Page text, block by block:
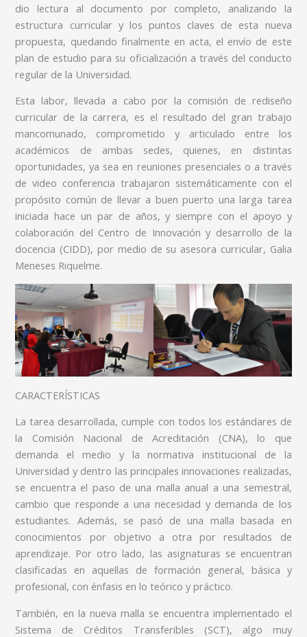
dio lectura al documento por completo, analizando la
estructura curricular y los puntos claves de esta nueva
propuesta, quedando finalmente en acta, el envío de este
plan de estudio para su oficialización a través del conducto
regular de la Universidad.
Esta labor, llevada a cabo por la comisión de rediseño
curricular de la carrera, es el resultado del gran trabajo
mancomunado, comprometido y articulado entre los
académicos de ambas sedes, quienes, en distintas
oportunidades, ya sea en reuniones presenciales o a través
de video conferencia trabajaron sistemáticamente con el
propósito común de llevar a buen puerto una larga tarea
iniciada hace un par de años, y siempre con el apoyo y
colaboración del Centro de Innovación y desarrollo de la
docencia (CIDD), por medio de su asesora curricular, Galia
Meneses Riquelme.
CARACTERÍSTICAS
La tarea desarrollada, cumple con todos los estándares de
la Comisión Nacional de Acreditación (CNA), lo que
demanda el medio y la normativa institucional de la
Universidad y dentro las principales innovaciones realizadas,
se encuentra el paso de una malla anual a una semestral,
cambio que responde a una necesidad y demanda de los
estudiantes. Además, se pasó de una malla basada en
conocimientos por objetivo a otra por resultados de
aprendizaje. Por otro lado, las asignaturas se encuentran
clasificadas en aquellas de formación general, básica y
profesional, con énfasis en lo teórico y práctico.
También, en la nueva malla se encuentra implementado el
Sistema de Créditos Transferibles (SCT), algo muy